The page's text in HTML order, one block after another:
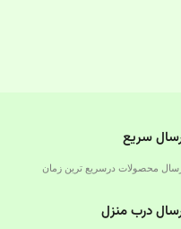
سریع
محصولات درسریع‌ ترین زمان
درب منزل